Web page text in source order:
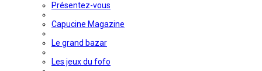
Présentez-vous
Capucine Magazine
Le grand bazar
Les jeux du fofo